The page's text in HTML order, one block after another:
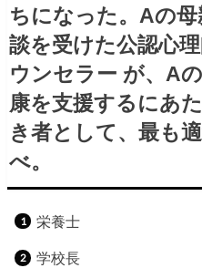
ちになった。Aの
談を受けた公認心
ウンセラー が、A
康を支援するにあ
き者として、最も
べ。
栄養士
学校長